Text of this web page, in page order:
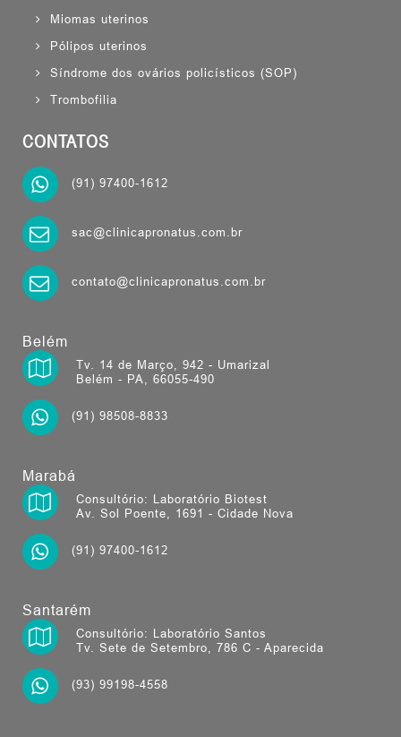
Miomas uterinos
Pólipos uterinos
Síndrome dos ovários policísticos (SOP)
Trombofilia
CONTATOS
(91) 97400-1612
sac@clinicapronatus.com.br
contato@clinicapronatus.com.br
Belém
Tv. 14 de Março, 942 - Umarizal
Belém - PA, 66055-490
(91) 98508-8833
Marabá
Consultório: Laboratório Biotest
Av. Sol Poente, 1691 - Cidade Nova
(91) 97400-1612
Santarém
Consultório: Laboratório Santos
Tv. Sete de Setembro, 786 C - Aparecida
(93) 99198-4558